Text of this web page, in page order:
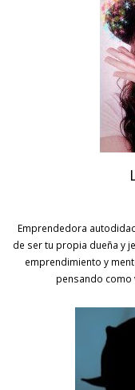
Emprendedora
de ser tu propia dueña y
emprendimiento y
pensando como